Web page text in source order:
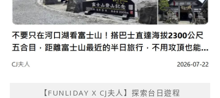
【FUNLIDAY X CJ夫人】探索台日遊程